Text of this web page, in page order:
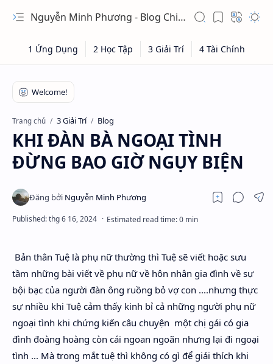
Nguyễn Minh Phương - Blog Chia sẻ Kiến thức Chứng khoán & Tài liệu Toán học
Hidden Menu
Hidden Menu
Trang chủ 3 Giải Trí Blog
KHI ĐÀN BÀ NGOẠI TÌNH
ĐỪNG BAO GIỜ NGỤY BIỆN
Bản thân Tuệ là phụ nữ thường thì Tuệ sẽ viết hoặc sưu
tầm những bài viết về phụ nữ về hôn nhân gia đình về sự
bội bạc của người đàn ông ruồng bỏ vợ con ....nhưng thực
sự nhiều khi Tuệ cảm thấy kinh bỉ cả những người phụ nữ
ngoại tình khi chứng kiến câu chuyện một chị gái có gia
đình đoàng hoàng còn cái ngoan ngoãn nhưng lại đi ngoại
tình ... Mà trong mắt tuệ thì không có gì để giải thích khi